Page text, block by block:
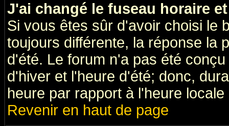
J'ai changé le fuseau horaire
Si vous êtes sûr d'avoir choisi le
toujours différente, la réponse la
d'été. Le forum n'a pas été
d'hiver et l'heure d'été; donc,
heure par rapport à l'heure locale
Revenir en haut de page